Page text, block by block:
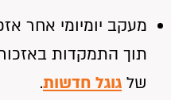
מעקב יומיומי אחר
תוך התמקדות
של גוגל חדשות.